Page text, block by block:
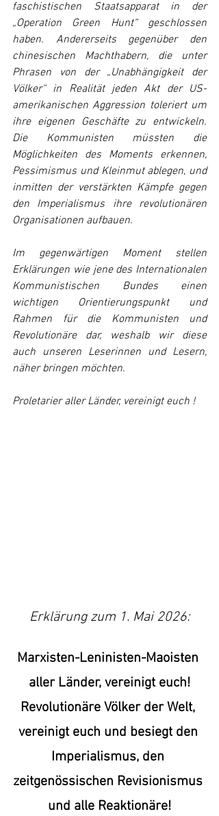
faschistischen Staatsapparat in der
„Operation Green Hunt“ geschlossen
haben. Andererseits gegenüber den
chinesischen Machthabern, die unter
Phrasen von der „Unabhängigkeit der
Völker“ in Realität jeden Akt der US-
amerikanischen Aggression toleriert um
ihre eigenen Geschäfte zu entwickeln.
Die Kommunisten müssten die
Möglichkeiten des Moments erkennen,
Pessimismus und Kleinmut ablegen, und
inmitten der verstärkten Kämpfe gegen
den Imperialismus ihre revolutionären
Organisationen aufbauen.
Im gegenwärtigen Moment stellen
Erklärungen wie jene des Internationalen
Kommunistischen Bundes einen
wichtigen Orientierungspunkt und
Rahmen für die Kommunisten und
Revolutionäre dar, weshalb wir diese
auch unseren Leserinnen und Lesern,
näher bringen möchten.
Proletarier aller Länder, vereinigt euch !
Erklärung zum 1. Mai 2026:
Marxisten-Leninisten-Maoisten
aller Länder, vereinigt euch!
Revolutionäre Völker der Welt,
vereinigt euch und besiegt den
Imperialismus, den
zeitgenössischen Revisionismus
und alle Reaktionäre!